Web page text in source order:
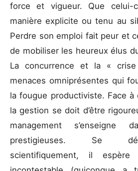
force et vigueur. Que celui-
manière explicite ou tenu au
Perdre son emploi fait peur et
de mobiliser les heureux élus
La concurrence et la «
menaces omniprésentes qui
la fougue productiviste. Face à
la gestion se doit d’être
management s’enseigne
prestigieuses. Se
scientifiquement, il